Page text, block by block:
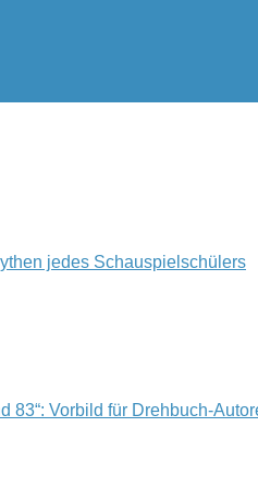
jedes Schauspielschülers
83“: Vorbild für Drehbuch-